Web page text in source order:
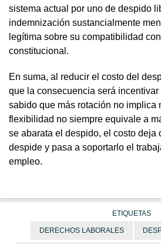
sistema actual por uno de despido
indemnización sustancialmente
legítima sobre su compatibilidad
constitucional.
En suma, al reducir el costo del
que la consecuencia será
sabido que más rotación no implica
flexibilidad no siempre equivale a
se abarata el despido, el costo deja
despide y pasa a soportarlo el
empleo.
ETIQUETAS
DERECHOS LABORALES